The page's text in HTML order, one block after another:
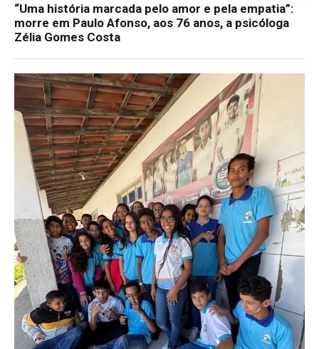
“Uma história marcada pelo amor e pela empatia”:
morre em Paulo Afonso, aos 76 anos, a psicóloga
Zélia Gomes Costa